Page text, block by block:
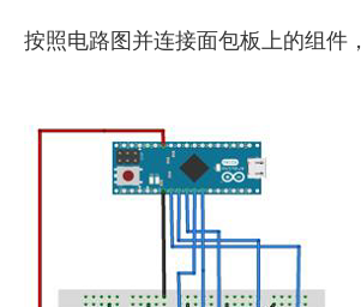
按照电路图并连接面包板上的组件